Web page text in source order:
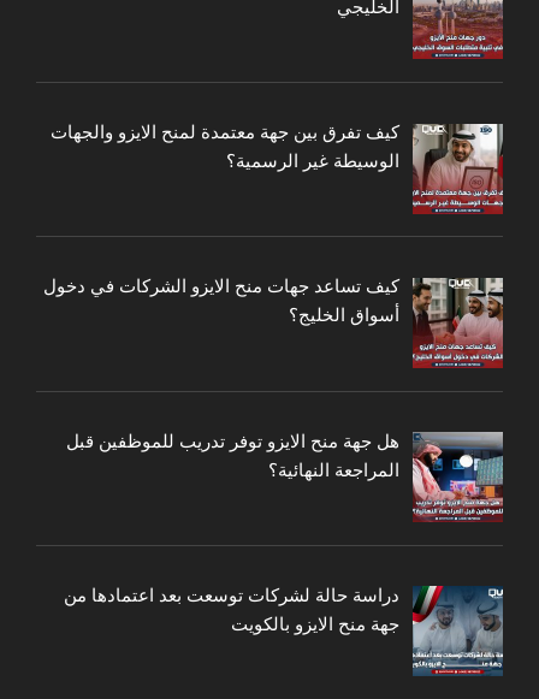
الخليجي
كيف تفرق بين جهة معتمدة لمنح الايزو والجهات
الوسيطة غير الرسمية؟
كيف تساعد جهات منح الايزو الشركات في دخول
أسواق الخليج؟
هل جهة منح الايزو توفر تدريب للموظفين قبل
المراجعة النهائية؟
دراسة حالة لشركات توسعت بعد اعتمادها من
جهة منح الايزو بالكويت